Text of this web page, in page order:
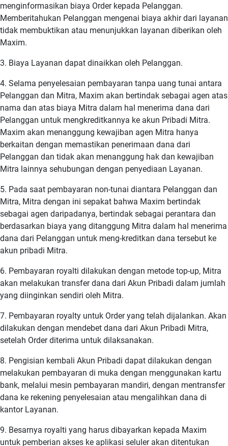
menginformasikan biaya Order kepada Pelanggan.
Memberitahukan Pelanggan mengenai biaya akhir dari layanan
tidak membuktikan atau menunjukkan layanan diberikan oleh
Maxim.
3. Biaya Layanan dapat dinaikkan oleh Pelanggan.
4. Selama penyelesaian pembayaran tanpa uang tunai antara
Pelanggan dan Mitra, Maxim akan bertindak sebagai agen atas
nama dan atas biaya Mitra dalam hal menerima dana dari
Pelanggan untuk mengkreditkannya ke akun Pribadi Mitra.
Maxim akan menanggung kewajiban agen Mitra hanya
berkaitan dengan memastikan penerimaan dana dari
Pelanggan dan tidak akan menanggung hak dan kewajiban
Mitra lainnya sehubungan dengan penyediaan Layanan.
5. Pada saat pembayaran non-tunai diantara Pelanggan dan
Mitra, Mitra dengan ini sepakat bahwa Maxim bertindak
sebagai agen daripadanya, bertindak sebagai perantara dan
berdasarkan biaya yang ditanggung Mitra dalam hal menerima
dana dari Pelanggan untuk meng-kreditkan dana tersebut ke
akun pribadi Mitra.
6. Pembayaran royalti dilakukan dengan metode top-up, Mitra
akan melakukan transfer dana dari Akun Pribadi dalam jumlah
yang diinginkan sendiri oleh Mitra.
7. Pembayaran royalty untuk Order yang telah dijalankan. Akan
dilakukan dengan mendebet dana dari Akun Pribadi Mitra,
setelah Order diterima untuk dilaksanakan.
8. Pengisian kembali Akun Pribadi dapat dilakukan dengan
melakukan pembayaran di muka dengan menggunakan kartu
bank, melalui mesin pembayaran mandiri, dengan mentransfer
dana ke rekening penyelesaian atau mengalihkan dana di
kantor Layanan.
9. Besarnya royalti yang harus dibayarkan kepada Maxim
untuk pemberian akses ke aplikasi seluler akan ditentukan